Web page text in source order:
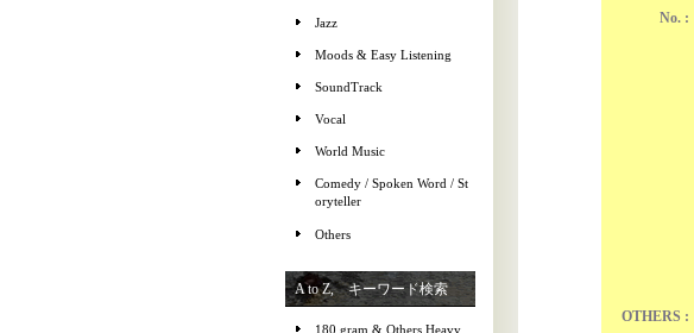
Jazz
Moods & Easy Listening
SoundTrack
Vocal
World Music
Comedy / Spoken Word / St
oryteller
Others
A to Z, キーワード検索
180 gram & Others Heavy
No. :
OTHERS :